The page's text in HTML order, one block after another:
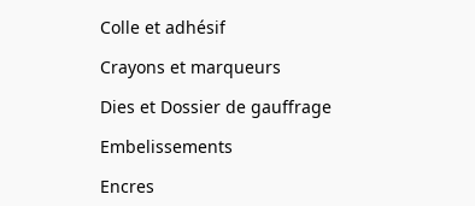
Colle et adhésif
Crayons et marqueurs
Dies et Dossier de gauffrage
Embelissements
Encres